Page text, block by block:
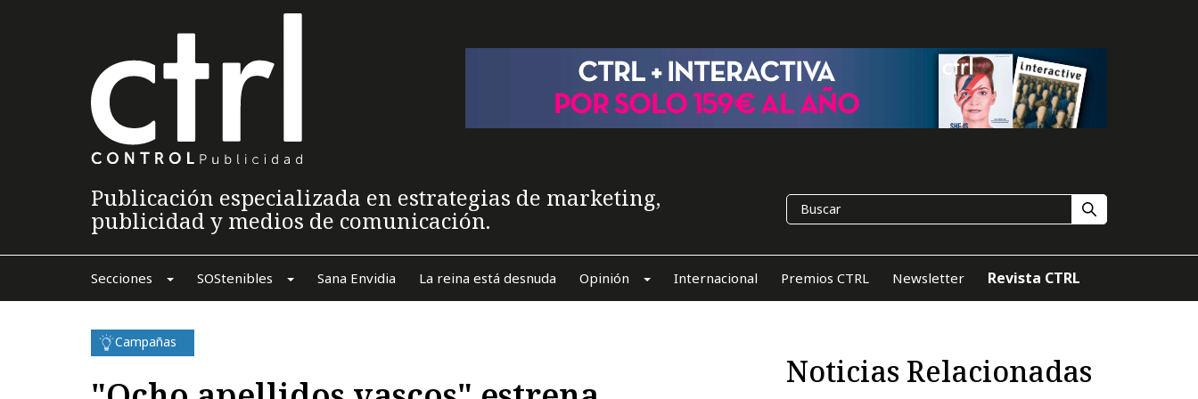
Publicación especializada en estrategias de marketing,
publicidad y medios de comunicación.
Secciones SOStenibles Sana Envidia La reina está desnuda Opinión Internacional Premios CTRL Newsletter Revista CTRL
Campañas
Noticias Relacionadas